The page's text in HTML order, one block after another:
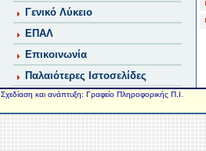
Γενικό Λύκειο
ΕΠΑΛ
Επικοινωνία
Παλαιότερες Ιστοσελίδες
Σχεδίαση και ανάπτυξη: Γραφείο Πληροφορικής Π.Ι.